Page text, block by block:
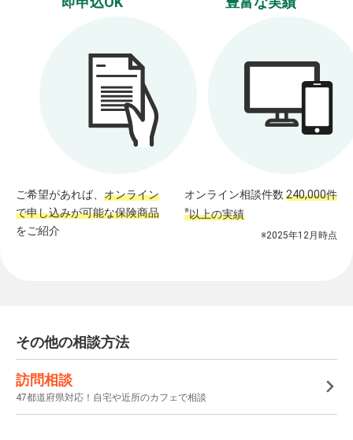
ご希望があれば、 オンライン
で申し込みが可能な保険商品
をご紹介
オンライン相談件数 240,000件
※以上の実績
※2025年12月時点
その他の相談方法
訪問相談
47都道府県対応！自宅や近所のカフェで相談